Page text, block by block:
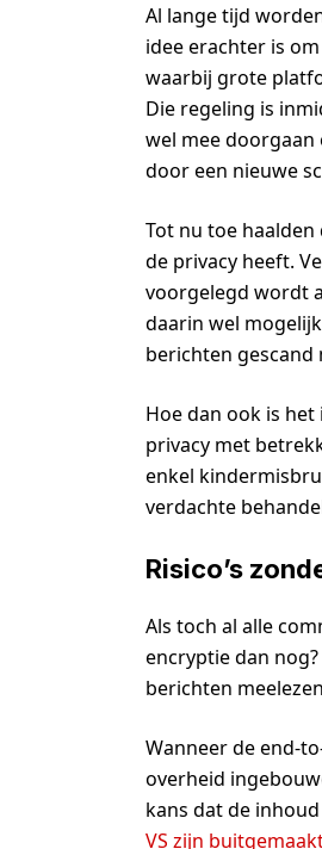
Al lange tijd
idee erachter is
waarbij grote
Die regeling is
wel mee
door een nieuwe
Tot nu toe
de privacy heeft.
voorgelegd wordt
daarin wel
berichten
Hoe dan ook is
privacy met
enkel
verdachte
Risico’s
Als toch al alle
encryptie dan
berichten
Wanneer de end-
overheid
kans dat de
VS zijn